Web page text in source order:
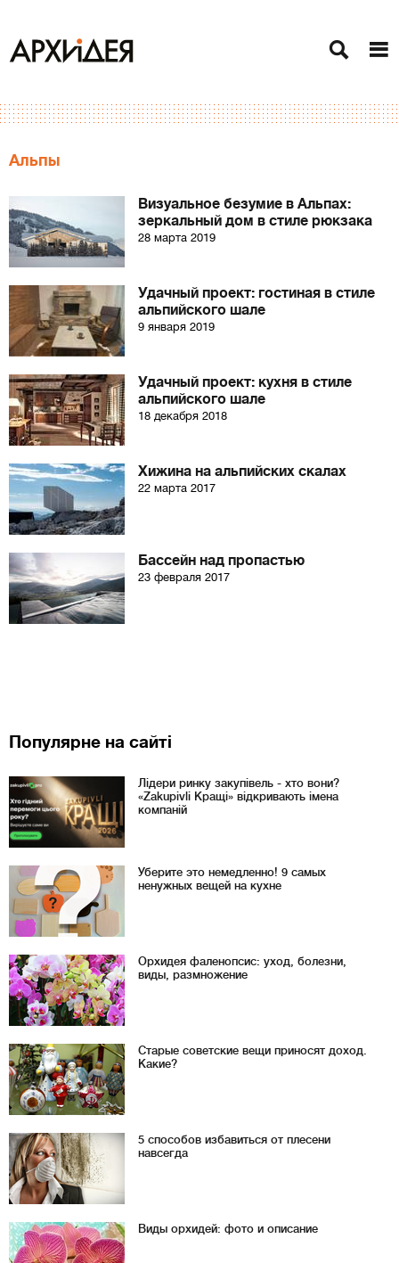
Альпы
Визуальное безумие в Альпах:
зеркальный дом в стиле рюкзака
28 марта 2019
Удачный проект: гостиная в стиле
альпийского шале
9 января 2019
Удачный проект: кухня в стиле
альпийского шале
18 декабря 2018
Хижина на альпийских скалах
22 марта 2017
Бассейн над пропастью
23 февраля 2017
Популярне на сайті
Лідери ринку закупівель - хто вони?
«Zakupivli Кращі» відкривають імена
компаній
Уберите это немедленно! 9 самых
ненужных вещей на кухне
Орхидея фаленопсис: уход, болезни,
виды, размножение
Старые советские вещи приносят доход.
Какие?
5 способов избавиться от плесени
навсегда
Виды орхидей: фото и описание